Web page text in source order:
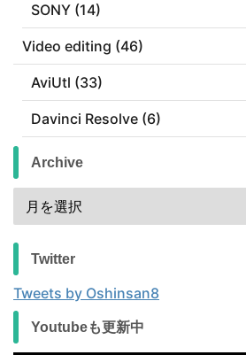
SONY (14)
Video editing (46)
AviUtl (33)
Davinci Resolve (6)
Archive
Twitter
Tweets by Oshinsan8
Youtubeも更新中